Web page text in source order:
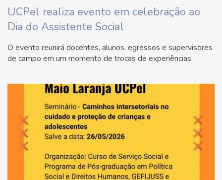
UCPel realiza evento em celebração ao
Dia do Assistente Social
O evento reunirá docentes, alunos, egressos e supervisores
de campo em um momento de trocas de experiências.